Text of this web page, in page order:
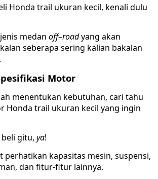
Honda trail ukuran kecil, kenali dulu
medan off–roadyang akan
seberapa sering kalian bakalan
Motor
menentukan kebutuhan, cari tahu
Honda trail ukuran kecil yang ingin
beli gitu, ya!
perhatikan kapasitas mesin, suspensi,
dan fitur-fitur lainnya.